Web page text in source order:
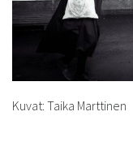
Kuvat: Taika Marttinen